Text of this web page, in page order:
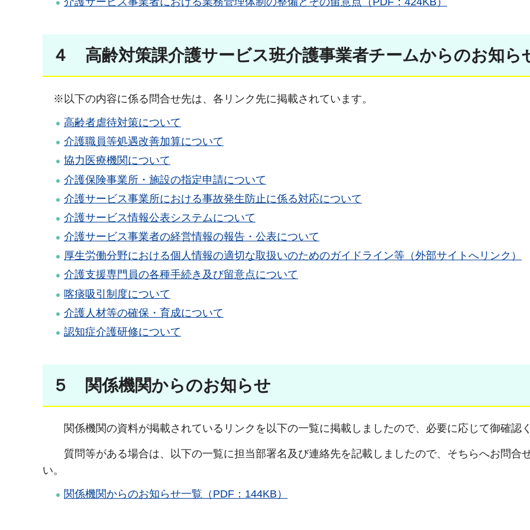
４ 高齢対策課介護サービス班介護事業者チームからのお知ら
※以下の内容に係る問合せ先は、各リンク先に掲載されています。
高齢者虐待対策について
介護職員等処遇改善加算について
協力医療機関について
介護保険事業所・施設の指定申請について
介護サービス事業所における事故発生防止に係る対応について
介護サービス情報公表システムについて
介護サービス事業者の経営情報の報告・公表について
厚生労働分野における個人情報の適切な取扱いのためのガイドライン等（外部サイトへリンク）
介護支援専門員の各種手続き及び留意点について
喀痰吸引制度について
介護人材等の確保・育成について
認知症介護研修について
５ 関係機関からのお知らせ
関係機関の資料が掲載されているリンクを以下の一覧に掲載しましたので、必要に応じて御確認
質問等がある場合は、以下の一覧に担当部署名及び連絡先を記載しましたので、そちらへお問合
い。
関係機関からのお知らせ一覧（PDF：144KB）